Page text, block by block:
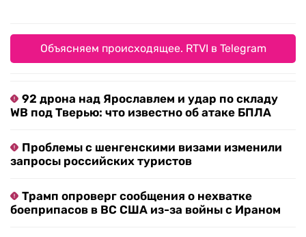
Объясняем происходящее. RTVI в Telegram
92 дрона над Ярославлем и удар по складу
WB под Тверью: что известно об атаке БПЛА
Проблемы с шенгенскими визами изменили
запросы российских туристов
Трамп опроверг сообщения о нехватке
боеприпасов в ВС США из-за войны с Ираном